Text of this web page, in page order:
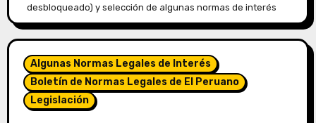
desbloqueado) y selección de algunas normas de interés
Algunas Normas Legales de Interés
Boletín de Normas Legales de El Peruano
Legislación